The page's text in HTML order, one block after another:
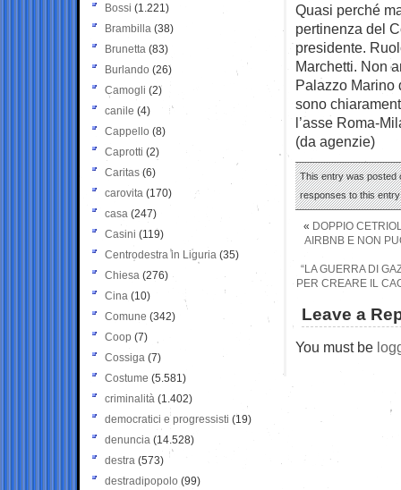
Quasi perché
pertinenza del
presidente.
Marchetti. Non
Palazzo Marino
sono
l’asse Roma-
(da agenzie)
This entry was posted
responses to this
« DOPPIO
AIRBNB E NON
“LA GUERRA DI
PER CREARE IL
Leave a
You must be
Bossi (1.221)
Brambilla (38)
Brunetta (83)
Burlando (26)
Camogli (2)
canile (4)
Cappello (8)
Caprotti (2)
Caritas (6)
carovita (170)
casa (247)
Casini (119)
Centrodestra in Liguria (35)
Chiesa (276)
Cina (10)
Comune (342)
Coop (7)
Cossiga (7)
Costume (5.581)
criminalità (1.402)
democratici e progressisti (19)
denuncia (14.528)
destra (573)
destradipopolo (99)